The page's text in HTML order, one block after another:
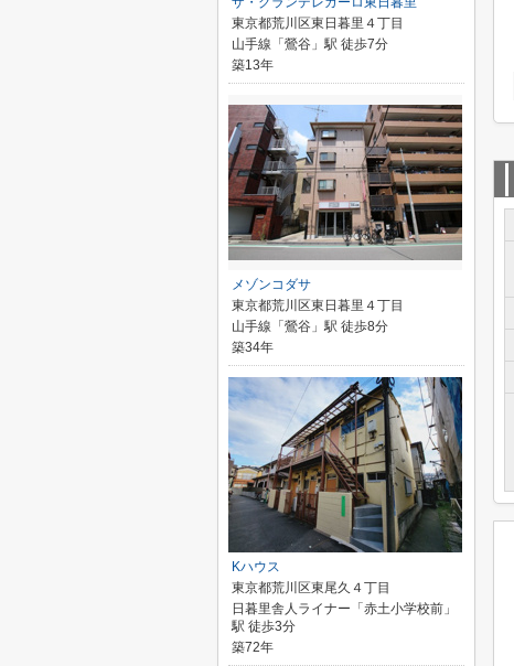
東京都荒川区東日暮里４丁目
山手線「鶯谷」駅 徒歩7分
築13年
メゾンコダサ
東京都荒川区東日暮里４丁目
山手線「鶯谷」駅 徒歩8分
築34年
Kハウス
東京都荒川区東尾久４丁目
日暮里舎人ライナー「赤土小学校前」
駅 徒歩3分
築72年